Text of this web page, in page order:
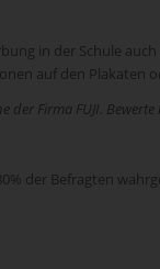
in der Schule
auf den
der Firma FUJI.
der Befragten